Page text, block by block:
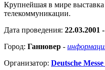
Крупнейшая в мире
телекоммуникации.
Дата проведения: 22.03.2001
Город: Ганновер -
Организатор: Deutsche